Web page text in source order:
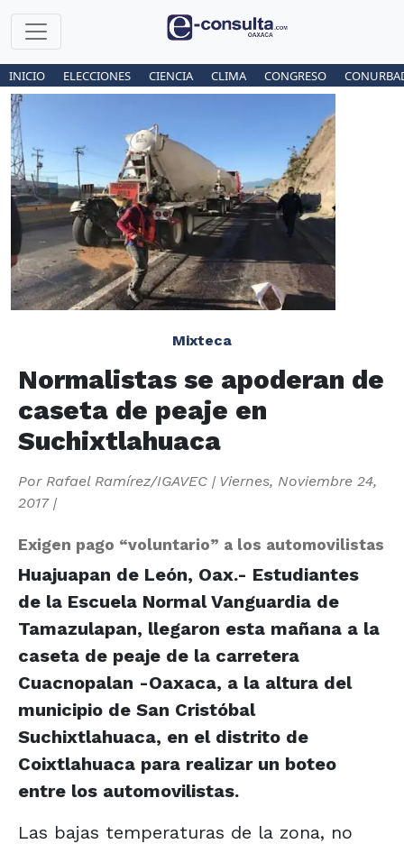
INICIO ELECCIONES CIENCIA CLIMA CONGRESO
Mixteca
Normalistas se apoderan de
caseta de peaje en
Suchixtlahuaca
Por Rafael Ramírez/IGAVEC | Viernes, Noviembre 24,
2017|
Exigen pago “voluntario” a los automovilistas
Huajuapan de León, Oax.- Estudiantes
de la Escuela Normal Vanguardia de
Tamazulapan, llegaron esta mañana a la
caseta de peaje de la carretera
Cuacnopalan -Oaxaca, a la altura del
municipio de San Cristóbal
Suchixtlahuaca, en el distrito de
Coixtlahuaca para realizar un boteo
entre los automovilistas.
Las bajas temperaturas de la zona, no